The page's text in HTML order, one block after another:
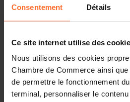
Consentement Détails
Ce site internet utilise des
Nous utilisons des cookies
Chambre de Commerce ainsi
de permettre le fonctionnement
terminal, personnaliser le
Participez à notre prochaine
financière efficace pour votre
tutoriel divisé en 2 parties, suivi
questions-réponses en direct.